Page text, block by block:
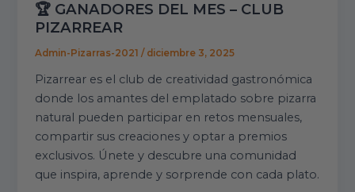
🏆 GANADORES DEL MES – CLUB
PIZARREAR
Admin-Pizarras-2021/ diciembre 3, 2025
Pizarrear es el club de creatividad gastronómica
donde los amantes del emplatado sobre pizarra
natural pueden participar en retos mensuales,
compartir sus creaciones y optar a premios
exclusivos. Únete y descubre una comunidad
que inspira, aprende y sorprende con cada plato.